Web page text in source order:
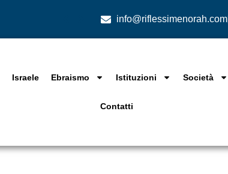
info@riflessimenorah.com
Israele Ebraismo Istituzioni Società
Contatti